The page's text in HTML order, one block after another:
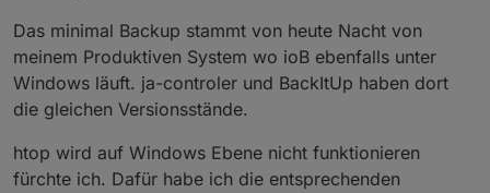
Das minimal Backup stammt von heute Nacht von
meinem Produktiven System wo ioB ebenfalls unter
Windows läuft. ja-controler und BackItUp haben dort
die gleichen Versionsstände.
htop wird auf Windows Ebene nicht funktionieren
fürchte ich. Dafür habe ich die entsprechenden